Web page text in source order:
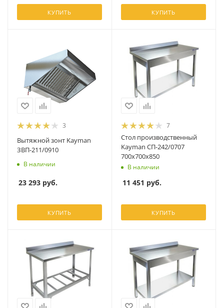
КУПИТЬ КУПИТЬ
3
Вытяжной зонт Kayman
ЗВП-211/0910
В наличии
23 293 руб.
КУПИТЬ
7
Стол производственный
Kayman СП-242/0707
700х700х850
В наличии
11 451 руб.
КУПИТЬ